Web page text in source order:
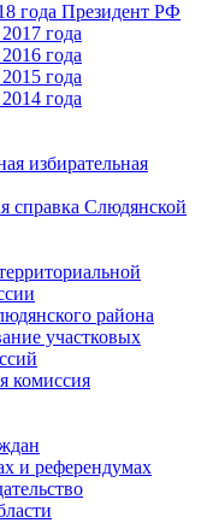
года Президент РФ
года
года
года
года
избирательная
справка Слюдянской
района
участковых
комиссия
и референдумах